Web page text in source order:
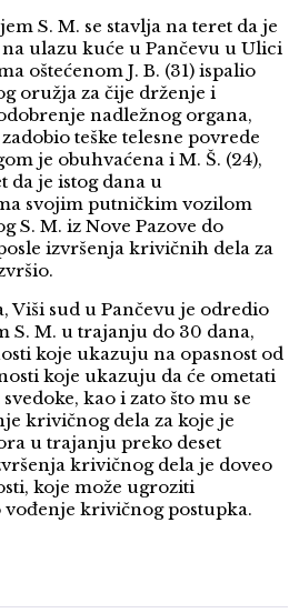
S. M. se stavlja na teret da je
na ulazu kuće u Pančevu u Ulici
oštećenom J. B. (31) ispalio
oružja za čije drženje i
nadležnog organa,
teške telesne povrede
je obuhvaćena i M. Š. (24),
da je istog dana u
svojim putničkim vozilom
S. M. iz Nove Pazove do
izvršenja krivičnih dela za
Viši sud u Pančevu je odredio
M. u trajanju do 30 dana,
koje ukazuju na opasnost od
koje ukazuju da će ometati
kao i zato što mu se
krivičnog dela za koje je
u trajanju preko deset
krivičnog dela je doveo
koje može ugroziti
krivičnog postupka.